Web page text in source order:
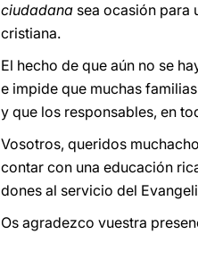
ciudadana sea ocasión para
cristiana.
El hecho de que aún no se
e impide que muchas
y que los responsables, en
Vosotros, queridos
contar con una educación
dones al servicio del
Os agradezco vuestra